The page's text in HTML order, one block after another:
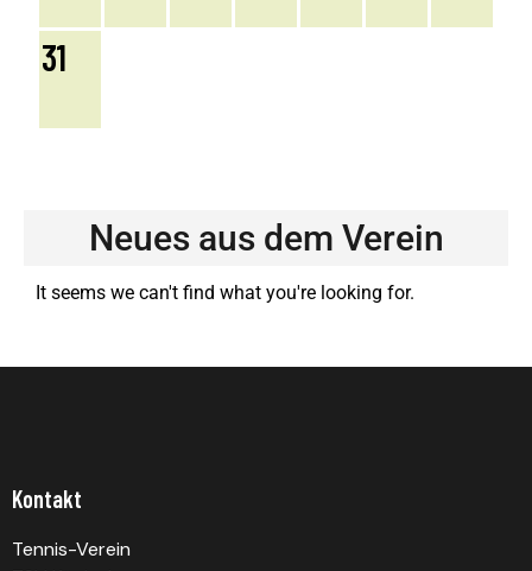
Neues aus dem Verein
It seems we can't find what you're looking for.
31
Kontakt
Tennis-Verein